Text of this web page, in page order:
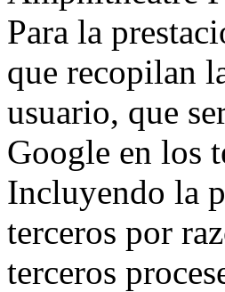
Para la
que recopilan
usuario, que
Google en los
Incluyendo la
terceros por
terceros